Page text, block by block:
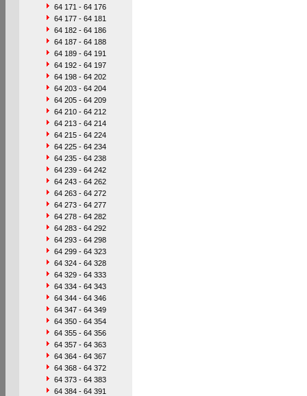
64 171 - 64 176
64 177 - 64 181
64 182 - 64 186
64 187 - 64 188
64 189 - 64 191
64 192 - 64 197
64 198 - 64 202
64 203 - 64 204
64 205 - 64 209
64 210 - 64 212
64 213 - 64 214
64 215 - 64 224
64 225 - 64 234
64 235 - 64 238
64 239 - 64 242
64 243 - 64 262
64 263 - 64 272
64 273 - 64 277
64 278 - 64 282
64 283 - 64 292
64 293 - 64 298
64 299 - 64 323
64 324 - 64 328
64 329 - 64 333
64 334 - 64 343
64 344 - 64 346
64 347 - 64 349
64 350 - 64 354
64 355 - 64 356
64 357 - 64 363
64 364 - 64 367
64 368 - 64 372
64 373 - 64 383
64 384 - 64 391